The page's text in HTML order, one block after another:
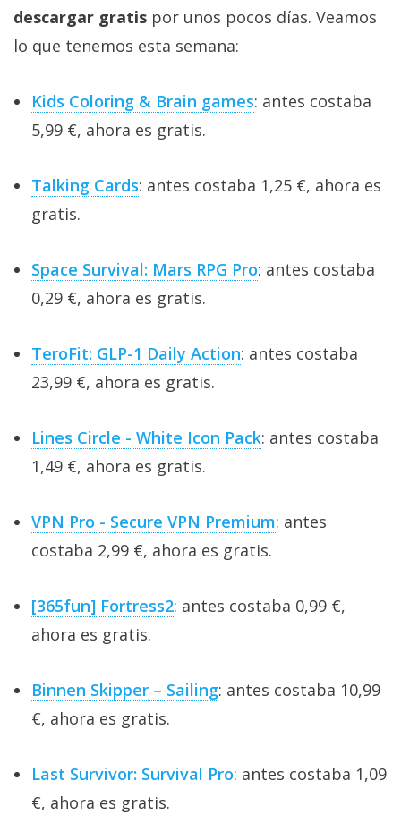
descargar gratis por unos pocos días. Veamos
lo que tenemos esta semana:
Kids Coloring & Brain games: antes costaba
5,99 €, ahora es gratis.
Talking Cards: antes costaba 1,25 €, ahora es
gratis.
Space Survival: Mars RPG Pro: antes costaba
0,29 €, ahora es gratis.
TeroFit: GLP-1 Daily Action: antes costaba
23,99 €, ahora es gratis.
Lines Circle - White Icon Pack: antes costaba
1,49 €, ahora es gratis.
VPN Pro - Secure VPN Premium: antes
costaba 2,99 €, ahora es gratis.
[365fun] Fortress2: antes costaba 0,99 €,
ahora es gratis.
Binnen Skipper – Sailing: antes costaba 10,99
€, ahora es gratis.
Last Survivor: Survival Pro: antes costaba 1,09
€, ahora es gratis.